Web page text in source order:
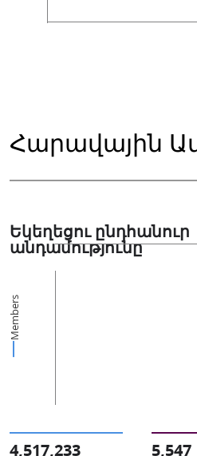
Հարավային
Եկեղեցու ընդհանուր
անդամությունը
Members
4,517,233 5,547